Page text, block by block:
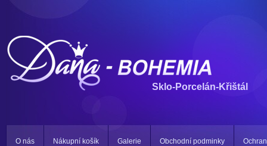
Sklo-Porcelán-Křištál
O nás Nákupní košík Galerie Obchodní podminky